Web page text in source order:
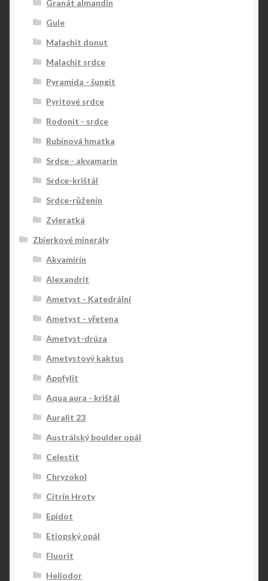
Granát almandin
Gule
Malachit donut
Malachit srdce
Pyramida - šungit
Pyritové srdce
Rodonit - srdce
Rubínová hmatka
Srdce - akvamarín
Srdce-krištál
Srdce-růženín
Zvieratká
Zbierkové minerály
Akvamirín
Alexandrit
Ametyst - Katedrální
Ametyst - vřetena
Ametyst-drúza
Ametystový kaktus
Apofylit
Aqua aura - krištál
Auralit 23
Austrálský boulder opál
Celestit
Chryzokol
Citrín Hroty
Epidot
Etiopský opál
Fluorit
Heliodor